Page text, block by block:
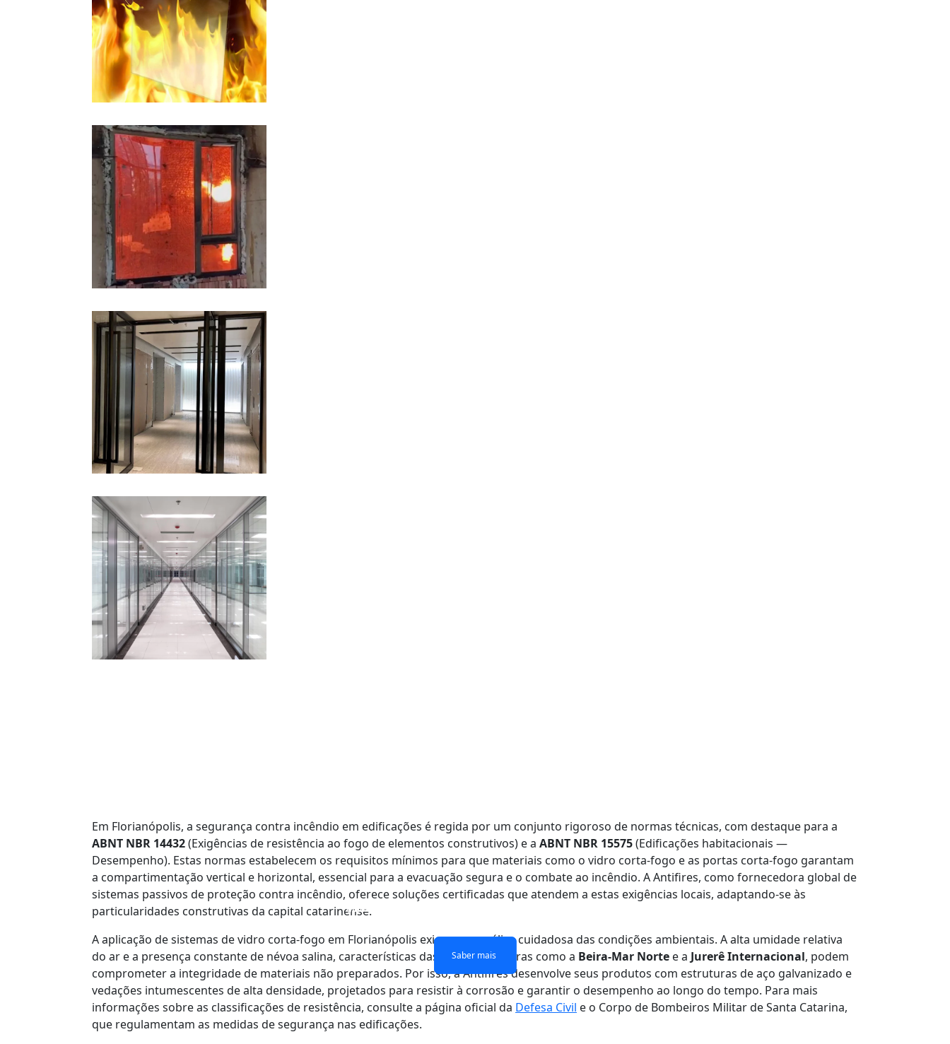
VIDRO DE CAMADA ÚNICA CONTRA FOGO
Saber mais
VIDRO DE CAMADAS DUPLAS À PROVA DE FOGO
Saber mais
JANELAS E PORTAS DE VIDRO À PROVA DE FOGO
Saber mais
PAREDE DIVISÓRIA DE VIDRO À PROVA DE FOGO
Saber mais
Em Florianópolis, a segurança contra incêndio em edificações é regida por um conjunto rigoroso de normas técnicas, com destaque para a
ABNT NBR 14432(Exigências de resistência ao fogo de elementos construtivos) e a ABNT NBR 15575(Edificações habitacionais —
Desempenho). Estas normas estabelecem os requisitos mínimos para que materiais como o vidro corta-fogo e as portas corta-fogo garantam
a compartimentação vertical e horizontal, essencial para a evacuação segura e o combate ao incêndio. A Antifires, como fornecedora global de
sistemas passivos de proteção contra incêndio, oferece soluções certificadas que atendem a estas exigências locais, adaptando-se às
particularidades construtivas da capital catarinense.
A aplicação de sistemas de vidro corta-fogo em Florianópolis exige uma análise cuidadosa das condições ambientais. A alta umidade relativa
do ar e a presença constante de névoa salina, características das regiões costeiras como a Beira-Mar Norte e a Jurerê Internacional, podem
comprometer a integridade de materiais não preparados. Por isso, a Antifires desenvolve seus produtos com estruturas de aço galvanizado e
vedações intumescentes de alta densidade, projetados para resistir à corrosão e garantir o desempenho ao longo do tempo. Para mais
informações sobre as classificações de resistência, consulte a página oficial da Defesa Civil e o Corpo de Bombeiros Militar de Santa Catarina,
que regulamentam as medidas de segurança nas edificações.